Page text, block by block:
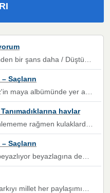
dizeleri, artık geçmişin tekrarına izin verilmeyeceğini, kişisel sınırların çizildiğini gösteriyor.
Saçların
parça da şarkı hani! müzikal altyapısına vurulduğum, sözlerinde kaybolduğum bir parça olmuş.
havlar
sen sen kurban ol sen sen sen sen hayran ol yükses ses müzik dinleme sebebisiniz canlar bomba gibi patladınız maşallah
Saçların
geçen günlere değil sensiz geçen günlere darılıyorum,Dinledikce asla kavusamayacagim ama asla unutamicagim sevdiğim adam için yanar içim
dolanıyor millet olarak seviyoruz dertlerle boğuşurken bir yandan da göbek atmayi))) diyeceklerim bu kadar güzel hoş bir sayfa emeğinize sağlık arkadaşlar kolay gelsin